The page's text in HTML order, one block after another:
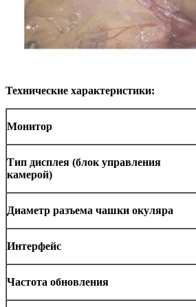
Технические характеристики:
Монитор
Тип дисплея (блок управления
камерой)
Диаметр разъема чашки окуляра
Интерфейс
Частота обновления